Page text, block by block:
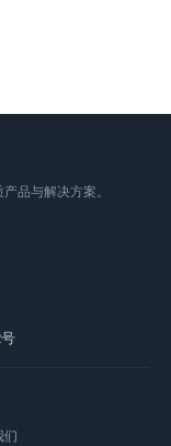
品与解决方案。
们